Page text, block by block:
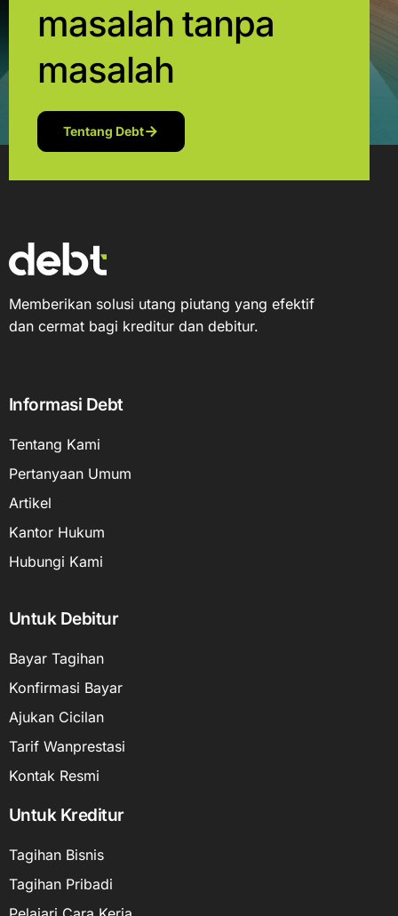
masalah tanpa
masalah
Tentang Debt
Memberikan solusi utang piutang yang efektif
dan cermat bagi kreditur dan debitur.
Informasi Debt
Tentang Kami
Pertanyaan Umum
Artikel
Kantor Hukum
Hubungi Kami
Untuk Debitur
Bayar Tagihan
Konfirmasi Bayar
Ajukan Cicilan
Tarif Wanprestasi
Kontak Resmi
Untuk Kreditur
Tagihan Bisnis
Tagihan Pribadi